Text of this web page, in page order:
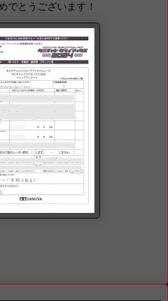
でとうございます！